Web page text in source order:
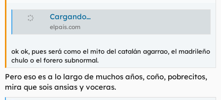
Cargando…
elpais.com
ok ok, pues será como el mito del catalán agarrao, el madrileño
chulo o el forero subnormal.
Pero eso es a lo largo de muchos años, coño, pobrecitos,
mira que sois ansias y voceras.